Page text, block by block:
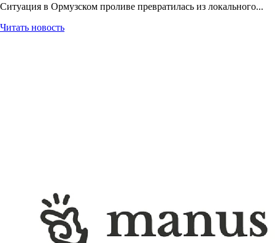
Ситуация в Ормузском проливе превратилась из локального...
Читать новость